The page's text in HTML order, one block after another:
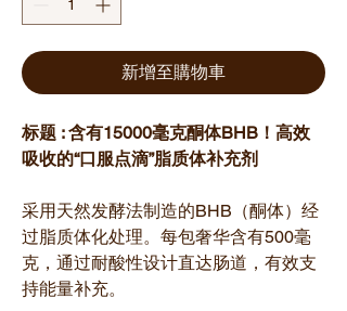
新增至購物車
标题 : 含有15000毫克酮体BHB！高效
吸收的“口服点滴”脂质体补充剂
采用天然发酵法制造的BHB（酮体）经
过脂质体化处理。每包奢华含有500毫
克，通过耐酸性设计直达肠道，有效支
持能量补充。